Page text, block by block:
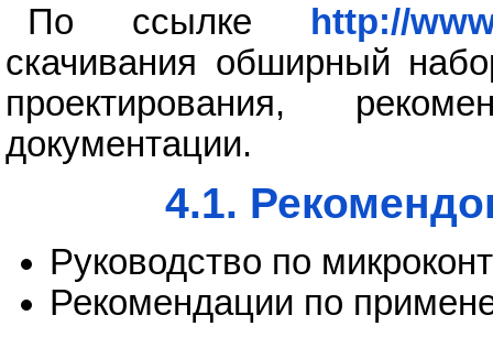
По ссылке
http://
скачивания обширный
проектирования,
документации.
4.1.
Руководство по
Рекомендации по